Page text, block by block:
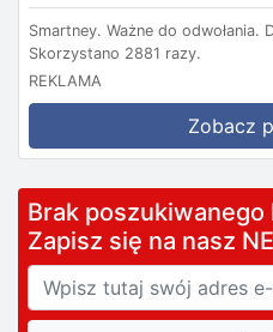
Smartney. Ważne do odwołania.
Skorzystano 2881 razy.
REKLAMA
Zobacz
Brak
Zapisz się na nasz